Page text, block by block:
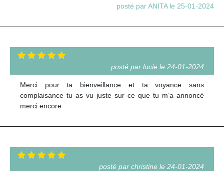
posté par ANITA le 25-01-2024
posté par lucie le 24-01-2024
Merci pour ta bienveillance et ta voyance sans
complaisance tu as vu juste sur ce que tu m’a annoncé
merci encore
posté par christine le 24-01-2024